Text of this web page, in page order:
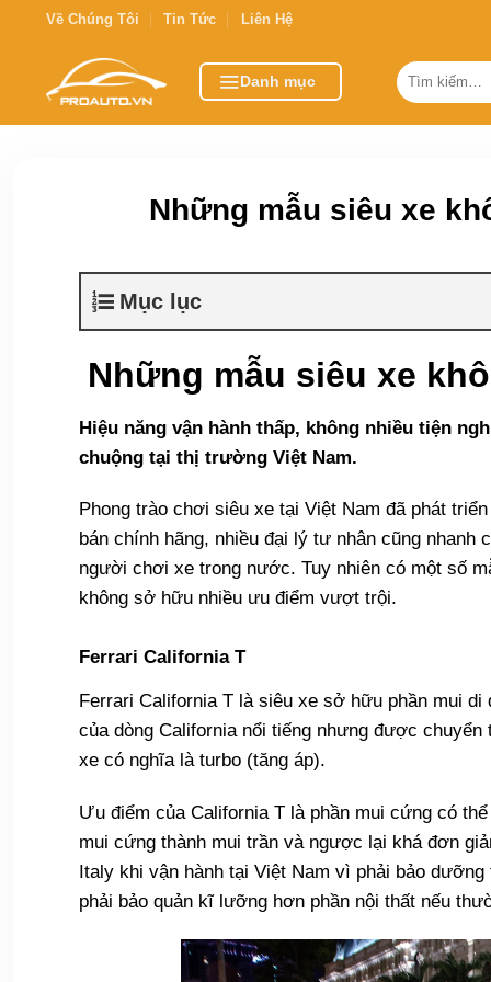
Về Chúng Tôi Tin Tức Liên Hệ
Danh mục
Tìm
kiếm:
Những mẫu siêu xe
Mục lục
Những mẫu siêu xe
Hiệu năng vận hành thấp, không nhiều tiện
chuộng tại thị trường Việt Nam.
Phong trào chơi siêu xe tại Việt Nam đã phát
bán chính hãng, nhiều đại lý tư nhân cũng nhanh
người chơi xe trong nước. Tuy nhiên có một số
không sở hữu nhiều ưu điểm vượt trội.
Ferrari California T
Ferrari California T là siêu xe sở hữu phần mui
của dòng California nổi tiếng nhưng được
xe có nghĩa là turbo (tăng áp).
Ưu điểm của California T là phần mui cứng có
mui cứng thành mui trần và ngược lại khá đơn
Italy khi vận hành tại Việt Nam vì phải bảo
phải bảo quản kĩ lưỡng hơn phần nội thất nếu